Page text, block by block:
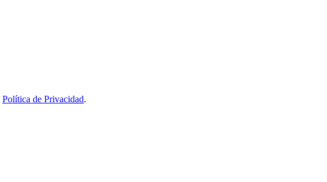
Política de Privacidad.